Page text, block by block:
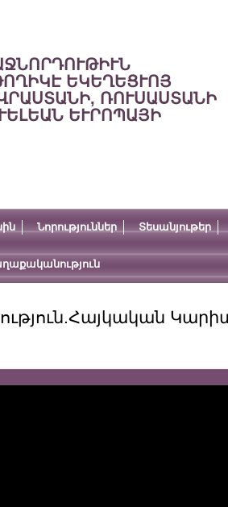
ԵԿԵՂԵՑՒՈՅ
ՌՈՒՍԱՍՏԱՆԻ
ԵՒՐՈՊԱՅԻ
Նորություններ Տեսանյութեր